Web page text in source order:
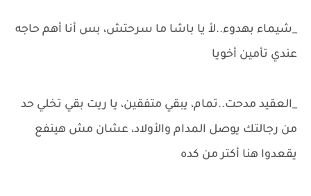
_شيماء بهدوء..لأ يا باشا ما سرحتش، بس أنا أهم حاجه
عندي تأمين أخويا
_العقيد مدحت..تمام، يبقي متفقين، يا ريت بقي تخلي حد
من رجالتك يوصل المدام والأولاد، عشان مش هينفع
يقعدوا هنا أكتر من كده